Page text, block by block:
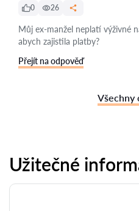
0
26
Můj ex-manžel neplatí výživné
abych zajistila platby?
Přejít na odpověď
Všechny
Užitečné